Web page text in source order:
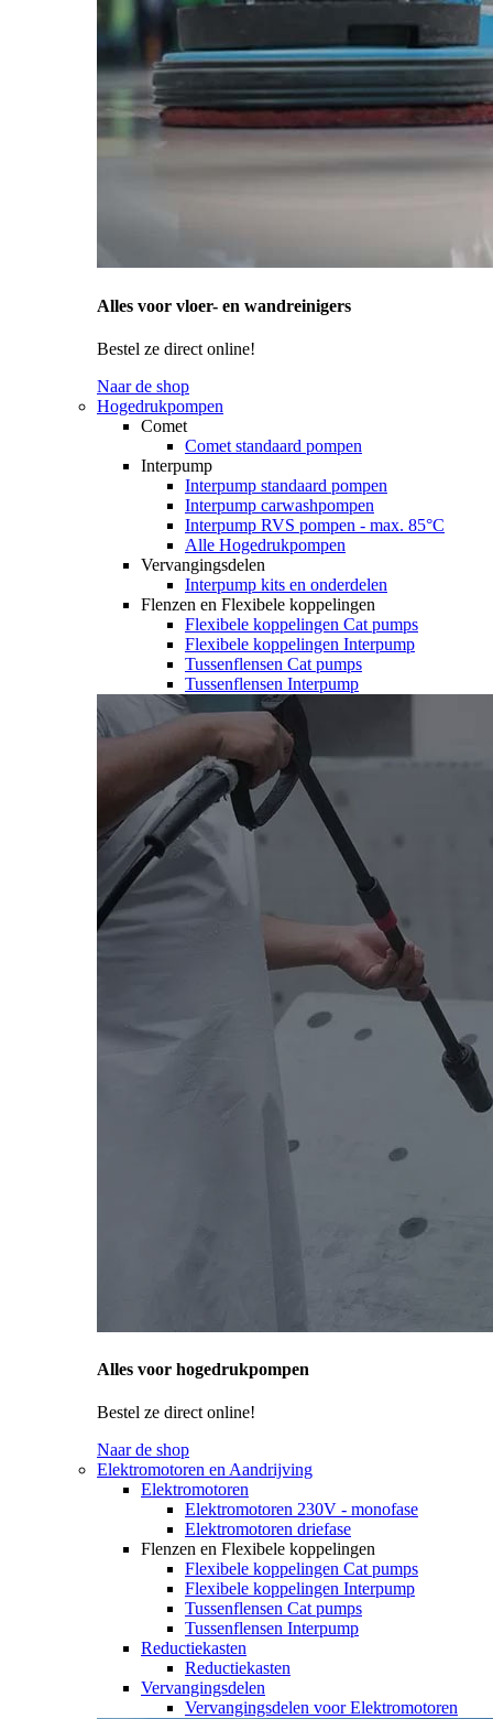
Alles voor vloer- en wandreinigers
Bestel ze direct online!
Naar de shop
Hogedrukpompen
Comet
Comet standaard pompen
Interpump
Interpump standaard pompen
Interpump carwashpompen
Interpump RVS pompen - max. 85°C
Alle Hogedrukpompen
Vervangingsdelen
Interpump kits en onderdelen
Flenzen en Flexibele koppelingen
Flexibele koppelingen Cat pumps
Flexibele koppelingen Interpump
Tussenflensen Cat pumps
Tussenflensen Interpump
Alles voor hogedrukpompen
Bestel ze direct online!
Naar de shop
Elektromotoren en Aandrijving
Elektromotoren
Elektromotoren 230V - monofase
Elektromotoren driefase
Flenzen en Flexibele koppelingen
Flexibele koppelingen Cat pumps
Flexibele koppelingen Interpump
Tussenflensen Cat pumps
Tussenflensen Interpump
Reductiekasten
Reductiekasten
Vervangingsdelen
Vervangingsdelen voor Elektromotoren